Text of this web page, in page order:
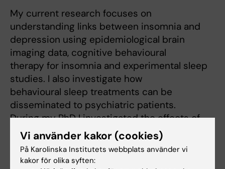
My current research focuses on
understanding links between insomnia and
depression using epidemiological brain
imaging data, cognitive behavioural
therapy for insomnia and experimental sleep
studies. I also investigate how
behavioural sleep treatments can be
disseminated to psychiatric patients.
During my PhD I investigated the effects of
acute sleep deprivation on brain
function, with a focus on emotion using
functional magnetic resonance
Vi använder kakor (cookies)
På Karolinska Institutets webbplats använder vi
kakor för olika syften: